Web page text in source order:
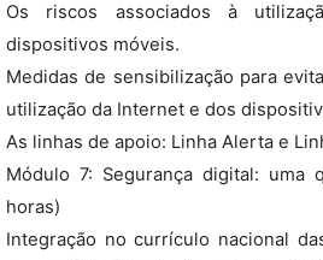
Os riscos associados à
dispositivos móveis.
Medidas de sensibilização para
utilização da Internet e dos
As linhas de apoio: Linha Alerta e
Módulo 7: Segurança digital: uma
horas)
Integração no currículo nacional